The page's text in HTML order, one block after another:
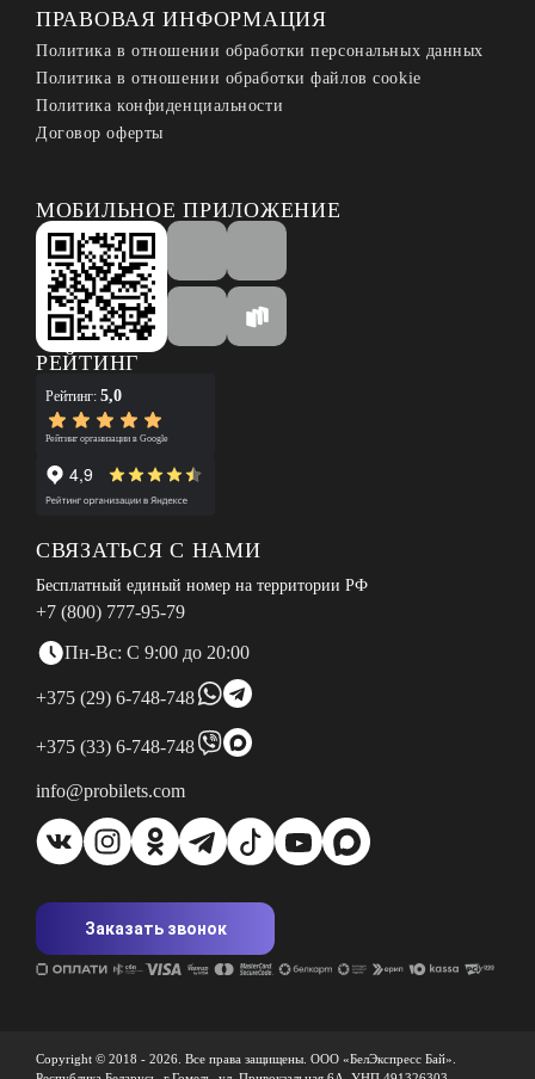
ПРАВОВАЯ ИНФОРМАЦИЯ
Политика в отношении обработки персональных данных
Политика в отношении обработки файлов cookie
Политика конфиденциальности
Договор оферты
МОБИЛЬНОЕ ПРИЛОЖЕНИЕ
РЕЙТИНГ
Рейтинг: 5,0
Рейтинг организации в Google
СВЯЗАТЬСЯ С НАМИ
Бесплатный единый номер на территории РФ
+7 (800) 777-95-79
Пн-Вс: С 9:00 до 20:00
+375 (29) 6-748-748
+375 (33) 6-748-748
info@probilets.com
Заказать звонок
Copyright © 2018 - 2026 . Все права защищены. ООО «БелЭкспресс Бай».